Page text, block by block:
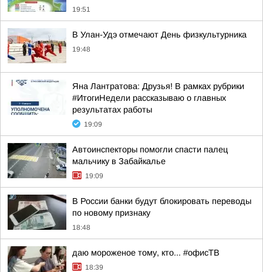
19:51
В Улан-Удэ отмечают День физкультурника
19:48
Яна Лантратова: Друзья! В рамках рубрики
#ИтогиНедели рассказываю о главных
результатах работы
19:09
Автоинспекторы помогли спасти палец
мальчику в Забайкалье
19:09
В России банки будут блокировать переводы
по новому признаку
18:48
даю мороженое тому, кто... #офисТВ
18:39